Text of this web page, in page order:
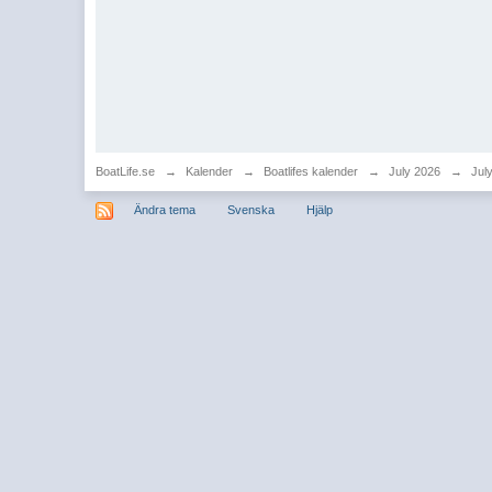
BoatLife.se → Kalender → Boatlifes kalender → July 2026 →
Ändra tema Svenska Hjälp